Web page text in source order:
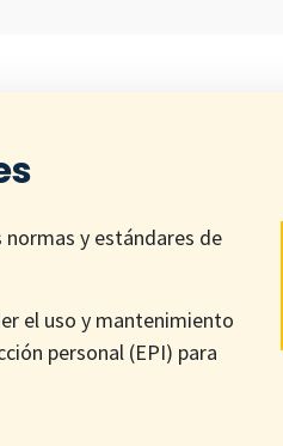
y estándares de
el uso y mantenimiento
personal (EPI) para